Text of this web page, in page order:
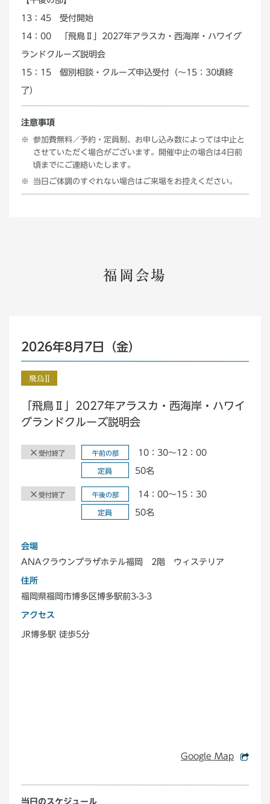
13：45 受付開始
14：00 「飛鳥Ⅱ」2027年アラスカ・西海岸・ハワイグ
ランドクルーズ説明会
15：15 個別相談・クルーズ申込受付（～15：30頃終
了）
注意事項
参加費無料／予約・定員制、お申し込み数によっては中止と
させていただく場合がございます。開催中止の場合は4日前
頃までにご連絡いたします。
当日ご体調のすぐれない場合はご来場をお控えください。
福岡会場
2026年8月7日（金）
「飛鳥Ⅱ」2027年アラスカ・西海岸・ハワイ
グランドクルーズ説明会
受付終了 午前の部 10：30～12：00
定員 50名
受付終了 午後の部 14：00～15：30
定員 50名
会場
ANAクラウンプラザホテル福岡 2階 ウィステリア
住所
福岡県福岡市博多区博多駅前3-3-3
アクセス
JR博多駅 徒歩5分
Google Map
当日のスケジュール